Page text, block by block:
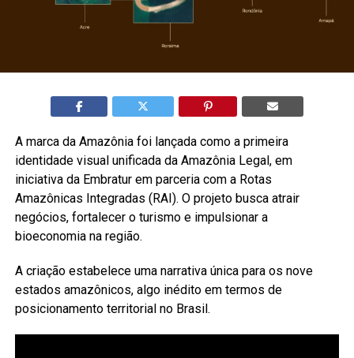
A marca da Amazônia foi lançada como a primeira
identidade visual unificada da Amazônia Legal, em
iniciativa da Embratur em parceria com a Rotas
Amazônicas Integradas (RAI). O projeto busca atrair
negócios, fortalecer o turismo e impulsionar a
bioeconomia na região.
A criação estabelece uma narrativa única para os nove
estados amazônicos, algo inédito em termos de
posicionamento territorial no Brasil.